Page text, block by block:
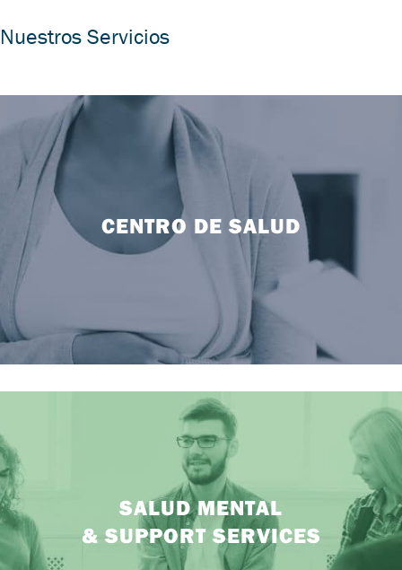
Nuestros Servicios
CENTRO DE SALUD
SALUD MENTAL
& SUPPORT SERVICES